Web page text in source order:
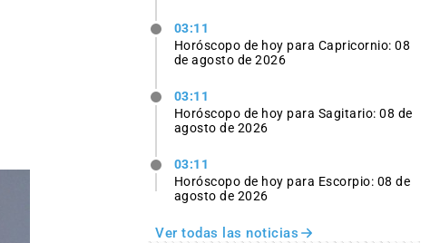
03:11
Horóscopo de hoy para Capricornio: 08
de agosto de 2026
03:11
Horóscopo de hoy para Sagitario: 08 de
agosto de 2026
03:11
Horóscopo de hoy para Escorpio: 08 de
agosto de 2026
Ver todas las noticias